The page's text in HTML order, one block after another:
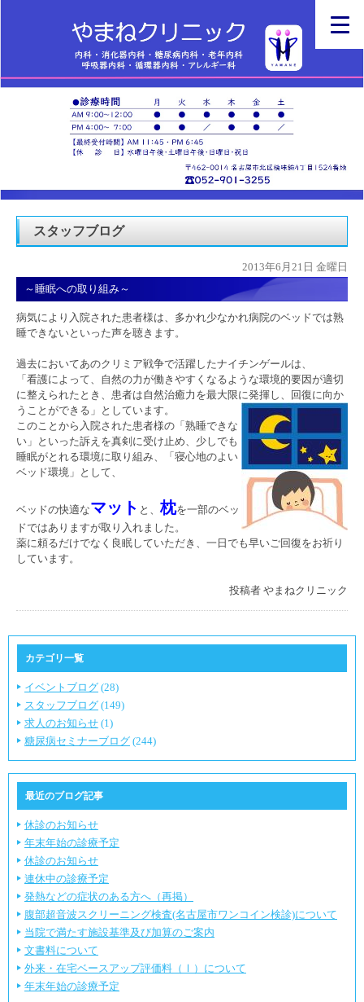
スタッフブログ
2013年6月21日 金曜日
～睡眠への取り組み～
病気により入院された患者様は、多かれ少なかれ病院のベッドでは熟
睡できないといった声を聴きます。
過去においてあのクリミア戦争で活躍したナイチンゲールは、
「看護によって、自然の力が働きやすくなるような環境的要因が適切
に整えられたとき、患者は自然治癒力を最大限に発揮し、回復に向か
うことができる」としています。
このことから入院された患者様の「熟睡できな
い」といった訴えを真剣に受け止め、少しでも
睡眠がとれる環境に取り組み、「寝心地のよい
ベッド環境」として、
ベッドの快適なマット と、枕を一部のベッ
ドではありますが取り入れました。
薬に頼るだけでなく良眠していただき、一日でも早いご回復をお祈り
しています。
投稿者 やまねクリニック
カテゴリ一覧
イベントブログ (28)
スタッフブログ (149)
求人のお知らせ (1)
糖尿病セミナーブログ (244)
最近のブログ記事
休診のお知らせ
年末年始の診療予定
休診のお知らせ
連休中の診療予定
発熱などの症状のある方へ（再掲）
腹部超音波スクリーニング検査(名古屋市ワンコイン検診)について
当院で満たす施設基準及び加算のご案内
文書料について
外来・在宅ベースアップ評価料（Ⅰ）について
年末年始の診療予定